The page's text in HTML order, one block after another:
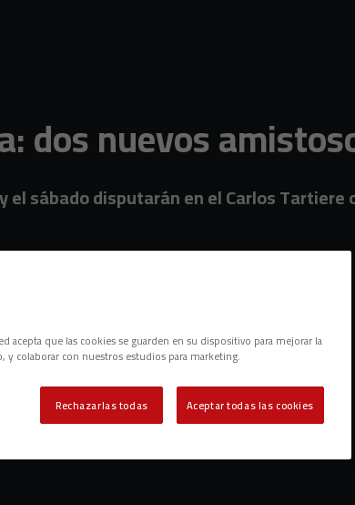
dos nuevos
el sábado disputarán en el Carlos
acepta que las cookies se guarden en su dispositivo para mejorar la
y colaborar con nuestros estudios para marketing.
Rechazarlas todas Aceptar todas las cookies